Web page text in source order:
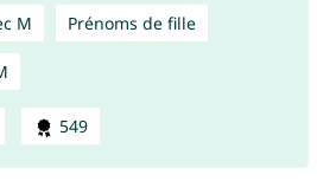
M Prénoms de fille
549